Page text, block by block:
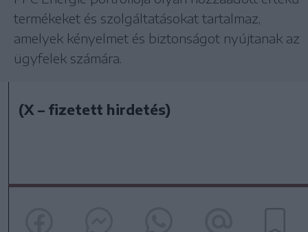
termékeket és szolgáltatásokat tartalmaz,
amelyek kényelmet és biztonságot nyújtanak az
ügyfelek számára.
(X – fizetett hirdetés)